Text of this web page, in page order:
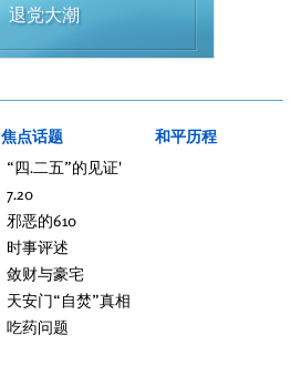
退党大潮
焦点话题
“四.二五”的见证'
7.20
邪恶的610
时事评述
敛财与豪宅
天安门“自焚”真相
吃药问题
和平历程